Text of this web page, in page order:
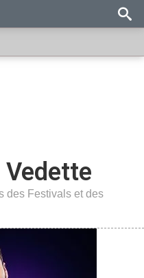
des Festivals et des